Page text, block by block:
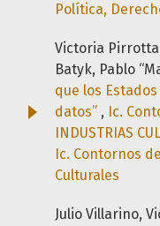
Política,
Victoria
Batyk, Pablo
que los
datos” , Ic.
INDUSTRIAS
Ic. Contornos
Culturales
Julio Villarino,